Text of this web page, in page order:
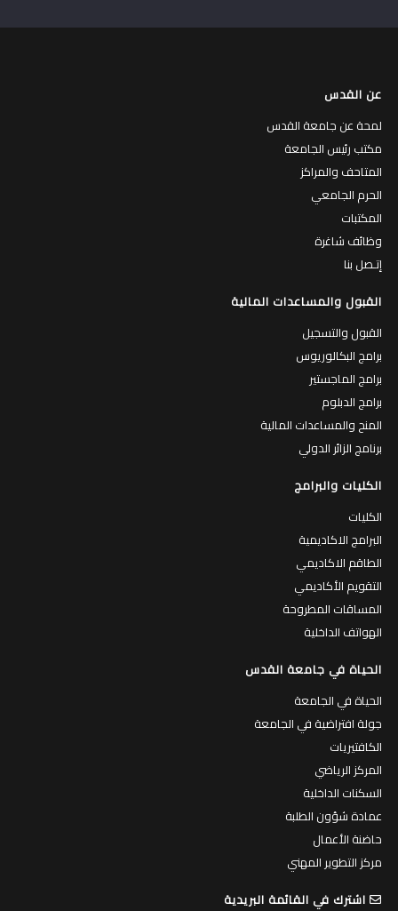
عن القدس
لمحة عن جامعة القدس
مكتب رئيس الجامعة
المتاحف والمراكز
الحرم الجامعي
المكتبات
وظائف شاغرة
إتـصل بنا
القبول والمساعدات المالية
القبول والتسجيل
برامج البكالوريوس
برامج الماجستير
برامج الدبلوم
المنح والمساعدات المالية
برنامج الزائر الدولي
الكليات والبرامج
الكليات
البرامج الاكاديمية
الطاقم الاكاديمي
التقويم الأكاديمي
المساقات المطروحة
الهواتف الداخلية
الحياة في جامعة القدس
الحياة في الجامعة
جولة افتراضية في الجامعة
الكافتيريات
المركز الرياضي
السكنات الداخلية
عمادة شؤون الطلبة
حاضنة الأعمال
مركز التطوير المهني
اشترك في القائمة البريدية